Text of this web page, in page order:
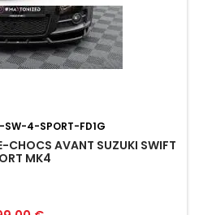
SW-4-SPORT-FD1G
CHOCS AVANT SUZUKI SWIFT
MK4